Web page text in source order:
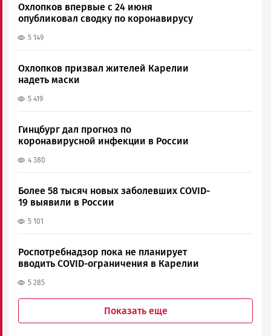
Охлопков впервые с 24 июня
опубликовал сводку по коронавирусу
5 149
Охлопков призвал жителей Карелии
надеть маски
5 419
Гинцбург дал прогноз по
коронавирусной инфекции в России
4 380
Более 58 тысяч новых заболевших COVID-
19 выявили в России
5 101
Роспотребнадзор пока не планирует
вводить COVID-ограничения в Карелии
5 285
Показать еще